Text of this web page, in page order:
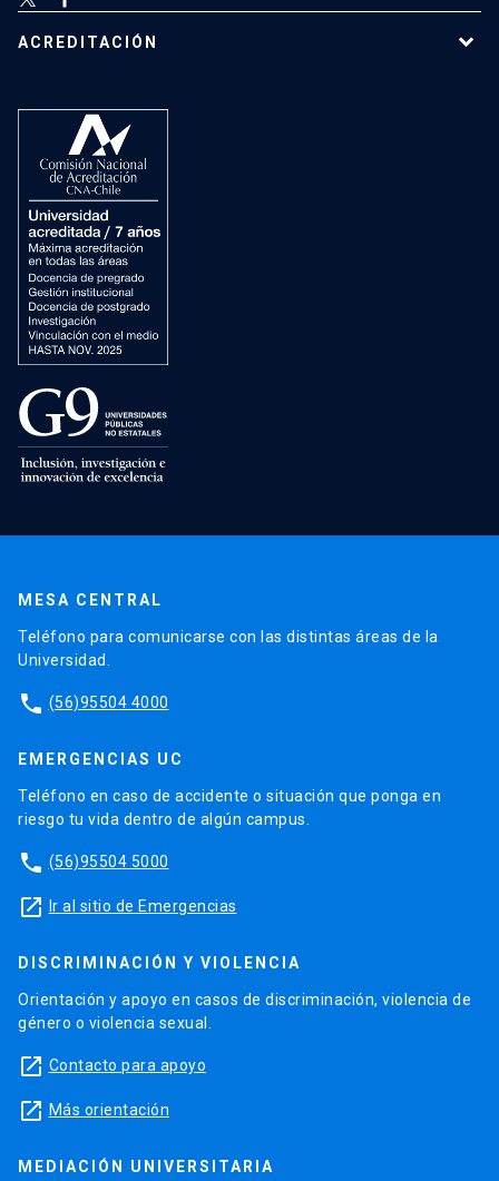
ACREDITACIÓN
MESA CENTRAL
Teléfono para comunicarse con las distintas áreas de la
Universidad.
phone (56)95504 4000
EMERGENCIAS UC
Teléfono en caso de accidente o situación que ponga en
riesgo tu vida dentro de algún campus.
phone (56)95504 5000
launch Ir al sitio de Emergencias
DISCRIMINACIÓN Y VIOLENCIA
Orientación y apoyo en casos de discriminación, violencia de
género o violencia sexual.
launch Contacto para apoyo
launch Más orientación
MEDIACIÓN UNIVERSITARIA